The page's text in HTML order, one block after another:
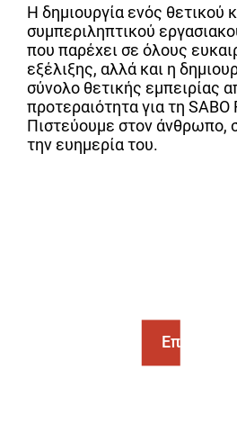
Η δημιουργία ενός θετικού
συμπεριληπτικού
που παρέχει σε όλους
εξέλιξης, αλλά και η
σύνολο θετικής εμπειρίας
προτεραιότητα για τη SABO
Πιστεύουμε στον άνθρωπο,
την ευημερία του.